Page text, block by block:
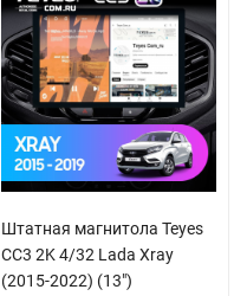
Штатная магнитола Teyes
CC3 2K 4/32 Lada Xray
(2015-2022) (13")